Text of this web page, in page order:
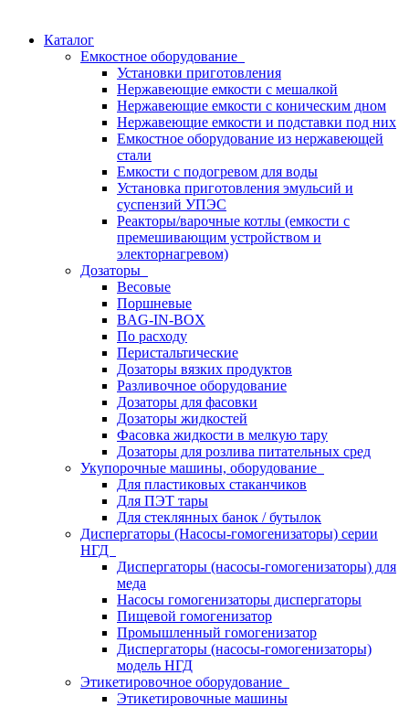
Каталог
Емкостное оборудование
Установки приготовления
Нержавеющие емкости с мешалкой
Нержавеющие емкости с коническим дном
Нержавеющие емкости и подставки под них
Емкостное оборудование из нержавеющей
стали
Емкости с подогревом для воды
Установка приготовления эмульсий и
суспензий УПЭС
Реакторы/варочные котлы (емкости с
премешивающим устройством и
электорнагревом)
Дозаторы
Весовые
Поршневые
BAG-IN-BOX
По расходу
Перистальтические
Дозаторы вязких продуктов
Разливочное оборудование
Дозаторы для фасовки
Дозаторы жидкостей
Фасовка жидкости в мелкую тару
Дозаторы для розлива питательных сред
Укупорочные машины, оборудование
Для пластиковых стаканчиков
Для ПЭТ тары
Для стеклянных банок / бутылок
Диспергаторы (Насосы-гомогенизаторы) серии
НГД
Диспергаторы (насосы-гомогенизаторы) для
меда
Насосы гомогенизаторы диспергаторы
Пищевой гомогенизатор
Промышленный гомогенизатор
Диспергаторы (насосы-гомогенизаторы)
модель НГД
Этикетировочное оборудование
Этикетировочные машины